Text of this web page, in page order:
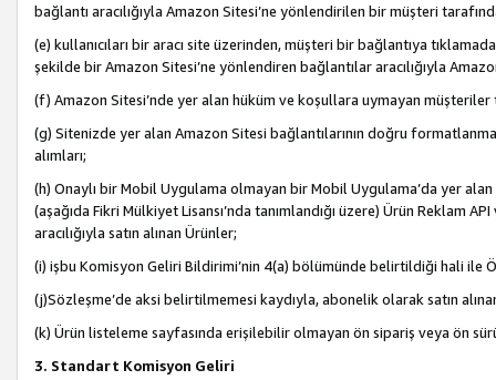
bağlantı aracılığıyla Amazon Sitesi’ne yönlendirilen bir müşteri
(e) kullanıcıları bir aracı site üzerinden, müşteri bir bağlantıya
şekilde bir Amazon Sitesi’ne yönlendiren bağlantılar aracılığıyla
(f) Amazon Sitesi’nde yer alan hüküm ve koşullara uymayan müşteriler
(g) Sitenizde yer alan Amazon Sitesi bağlantılarının doğru
alımları;
(h) Onaylı bir Mobil Uygulama olmayan bir Mobil Uygulama’da yer
(aşağıda Fikri Mülkiyet Lisansı’nda tanımlandığı üzere) Ürün Reklam
aracılığıyla satın alınan Ürünler;
(i) işbu Komisyon Geliri Bildirimi’nin 4(a) bölümünde belirtildiği hali ile
(j)Sözleşme’de aksi belirtilmemesi kaydıyla, abonelik olarak satın
(k) Ürün listeleme sayfasında erişilebilir olmayan ön sipariş veya ön
3. Standart Komisyon Geliri